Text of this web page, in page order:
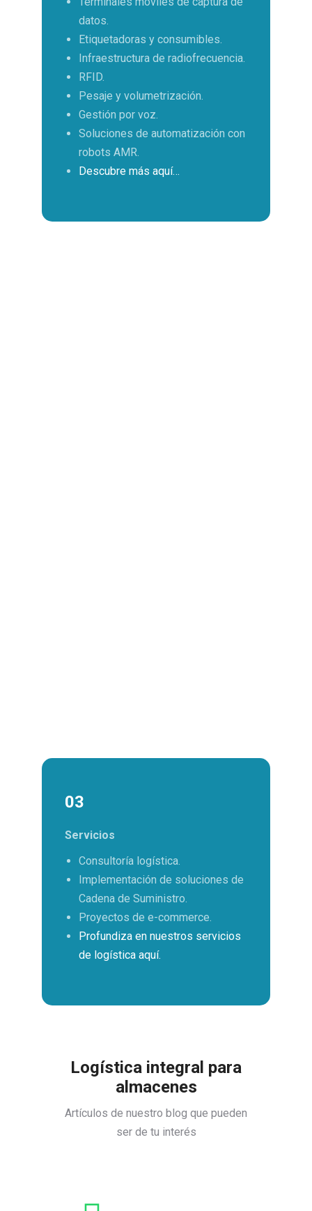
datos.
Etiquetadoras y consumibles.
Infraestructura de radiofrecuencia.
RFID.
Pesaje y volumetrización.
Gestión por voz.
Soluciones de automatización con
robots AMR.
Descubre más aquí…
03
Servicios
Consultoría logística.
Implementación de soluciones de
Cadena de Suministro.
Proyectos de e-commerce.
Profundiza en nuestros servicios
de logística aquí.
Logística integral para
almacenes
Artículos de nuestro blog que pueden
ser de tu interés